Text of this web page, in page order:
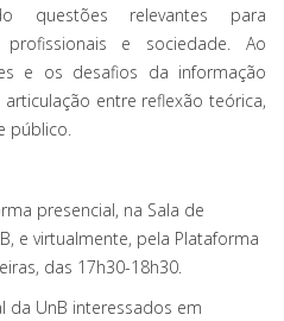
questões relevantes para
profissionais e sociedade. Ao
e os desafios da informação
entre reflexão teórica,
público.
presencial, na Sala de
e virtualmente, pela Plataforma
das 17h30-18h30.
da UnB interessados em